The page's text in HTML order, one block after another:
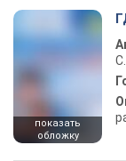
показать
обложку